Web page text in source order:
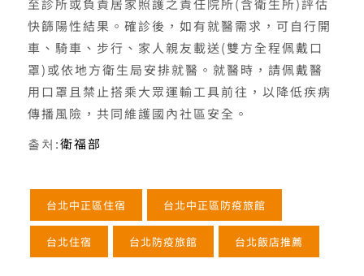
至診所或負責居家照護之責任院所(含衛生所)評估
快篩陽性結果。確診後，如有就醫需求，可自行開
車、騎車、步行、家人親友載送(雙方全程佩戴口
罩)或依地方衛生局安排就醫。就醫時，請佩戴醫
用口罩且禁止搭乘大眾運輸工具前往，以降低疾病
傳播風險，共同維護國內社區安全。
출처:衛福部
台北中正區住宿 台北中正區防疫旅館
台北住宿 台北防疫旅館 台北飯店推薦